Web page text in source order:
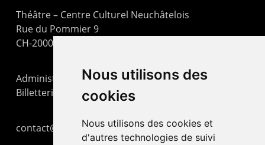
Nous utilisons des
cookies
Nous utilisons des cookies et
d'autres technologies de suivi
Théâtre – Centre Culturel Neuchâtelois
Rue du Pommier 9
CH-2000 Neuchâtel
Administration : +41 32 725 03 03
Billetterie : +41 32 725 05 05
contact@lepommier.ch